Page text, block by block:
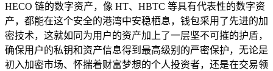
HECO 链的数字资产，像 HT、HBTC 等具有代表性的数字资
产，都能在这个安全的港湾中安稳栖息，钱包采用了先进的加
密技术，这就如同为用户的资产加上了一层坚不可摧的护盾，
确保用户的私钥和资产信息得到最高级别的严密保护，无论是
初入加密市场、怀揣着财富梦想的个人投资者，还是在交易领